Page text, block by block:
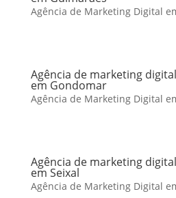
Agência de Marketing Digital
Agência de marketing
em Gondomar
Agência de Marketing Digital
Agência de marketing
em Seixal
Agência de Marketing Digital